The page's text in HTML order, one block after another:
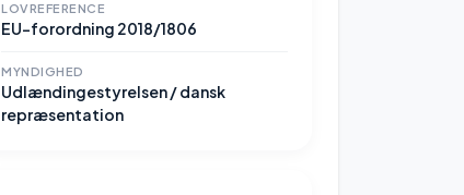
LOVREFERENCE
EU-forordning 2018/1806
MYNDIGHED
Udlændingestyrelsen / dansk
repræsentation